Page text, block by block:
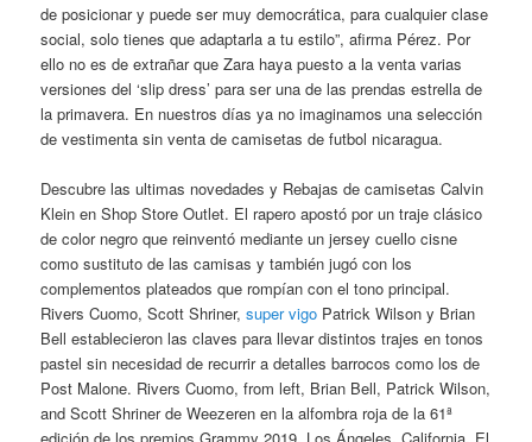
de posicionar y puede ser muy democrática, para cualquier clase
social, solo tienes que adaptarla a tu estilo”, afirma Pérez. Por
ello no es de extrañar que Zara haya puesto a la venta varias
versiones del ‘slip dress’ para ser una de las prendas estrella de
la primavera. En nuestros días ya no imaginamos una selección
de vestimenta sin venta de camisetas de futbol nicaragua.
Descubre las ultimas novedades y Rebajas de camisetas Calvin
Klein en Shop Store Outlet. El rapero apostó por un traje clásico
de color negro que reinventó mediante un jersey cuello cisne
como sustituto de las camisas y también jugó con los
complementos plateados que rompían con el tono principal.
Rivers Cuomo, Scott Shriner,super vigo Patrick Wilson y Brian
Bell establecieron las claves para llevar distintos trajes en tonos
pastel sin necesidad de recurrir a detalles barrocos como los de
Post Malone. Rivers Cuomo, from left, Brian Bell, Patrick Wilson,
and Scott Shriner de Weezeren en la alfombra roja de la 61ª